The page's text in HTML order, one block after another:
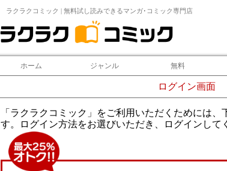
ラクラクコミック | 無料試し読みできるマンガ･コミック専門店
ホーム ジャンル 無料
ログイン画面
「ラクラクコミック」をご利用いただくためには
す。ログイン方法をお選びいただき、ログインして